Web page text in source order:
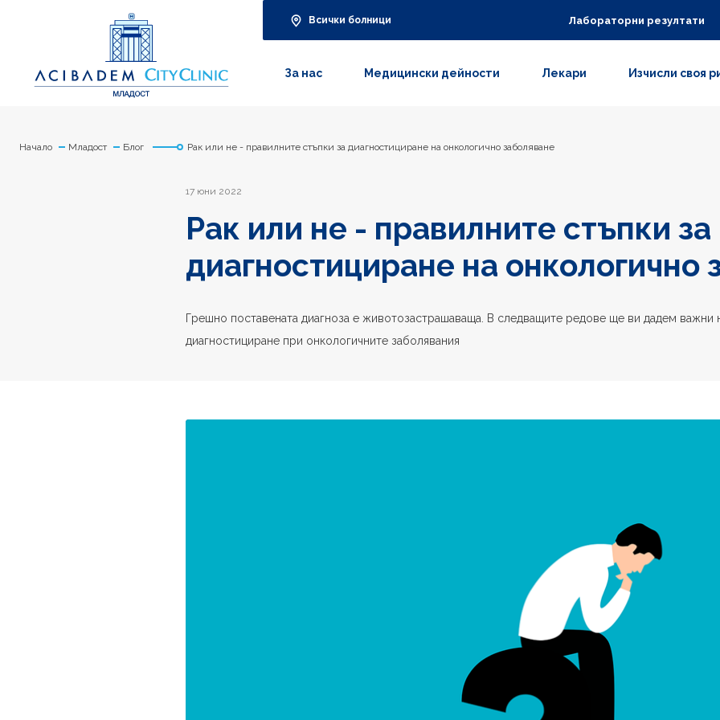
Всички болници Лабораторни резултати
За нас Медицински дейности Лекари Изчисли своя
Начало Младост Блог Рак или не - правилните стъпки за диагностициране на онкологично заболяване
17 юни 2022
Рак или не - правилните стъпки за
диагностициране на онкологично
Грешно поставената диагноза е животозастрашаваща. В следващите редове ще ви дадем важни
диагностициране при онкологичните заболявания